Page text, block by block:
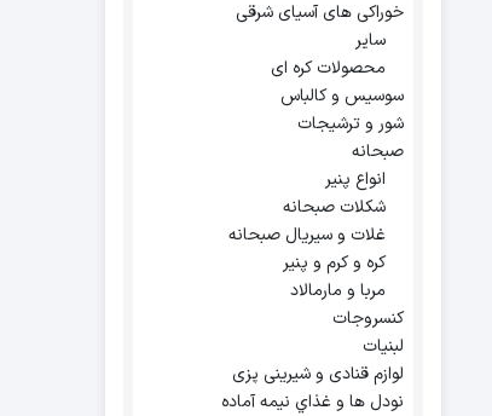
خوراکی های آسیای شرقی
سایر
محصولات کره ای
سوسیس و کالباس
شور و ترشیجات
صبحانه
انواع پنیر
شکلات صبحانه
غلات و سیریال صبحانه
کره و کرم و پنیر
مربا و مارمالاد
کنسروجات
لبنیات
لوازم قنادی و شیرینی پزی
نودل ها و غذاي نيمه آماده